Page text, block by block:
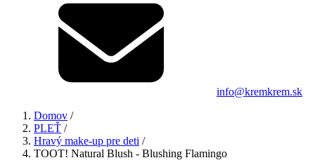
info@kremkrem.sk
Domov /
PLEŤ /
Hravý make-up pre deti /
TOOT! Natural Blush - Blushing Flamingo